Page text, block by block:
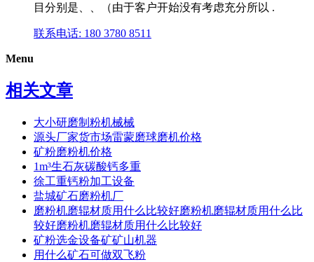
目分别是、、（由于客户开始没有考虑充分所以 .
联系电话: 180 3780 8511
Menu
相关文章
大小研磨制粉机械械
源头厂家货市场雷蒙磨球磨机价格
矿粉磨粉机价格
1m³生石灰碳酸钙多重
徐工重钙粉加工设备
盐城矿石磨粉机厂
磨粉机磨辊材质用什么比较好磨粉机磨辊材质用什么比
较好磨粉机磨辊材质用什么比较好
矿粉选金设备矿矿山机器
用什么矿石可做双飞粉